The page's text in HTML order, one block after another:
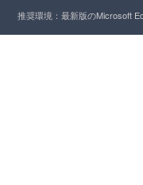
推奨環境：最新版のMicrosoft